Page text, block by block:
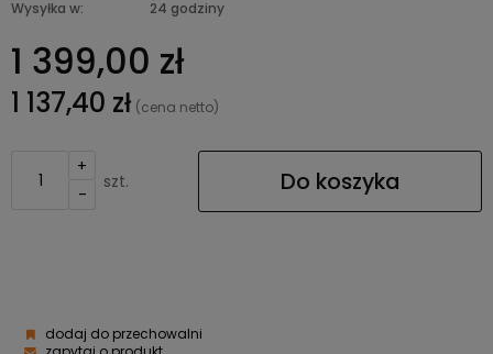
Wysyłka w:
24 godziny
1 399,00 zł
1 137,40 zł (cena netto)
+
-
szt. Do koszyka
dodaj do przechowalni